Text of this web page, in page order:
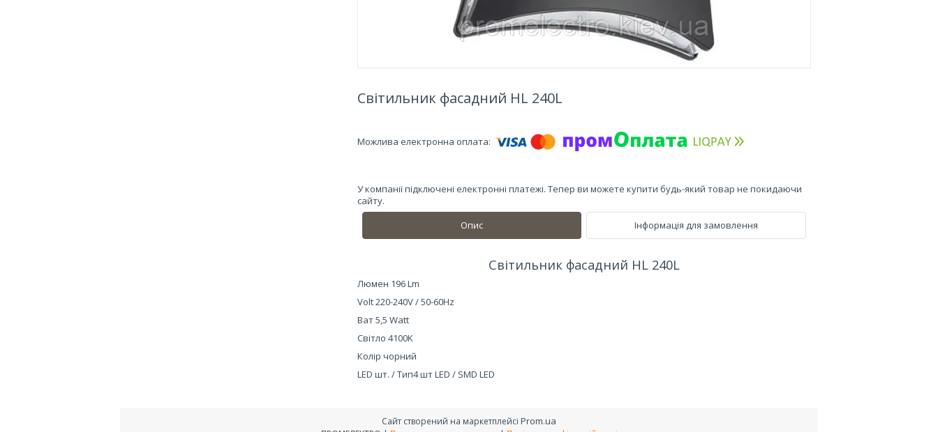
Світильник фасадний HL 240L
У компанії підключені електронні платежі. Тепер ви можете купити будь-який товар не покидаючи
сайту.
Опис
Інформація для замовлення
Світильник фасадний HL 240L
Люмен 196 Lm
Volt 220-240V / 50-60Hz
Ват 5,5 Watt
Світло 4100K
Колір чорний
LED шт. / Тип4 шт LED / SMD LED
Сайт створений на маркетплейсі Prom.ua